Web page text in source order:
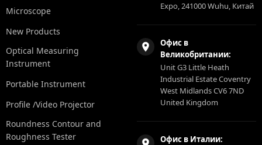
Microscope
New Products
Optical Measuring
Instrument
Portable Instrument
Profile /Video Projector
Roundness Contour and
Roughness Tester
Expo, 241000 Wuhu, Китай
Офис в
Великобритании:
Unit G3 Little Heath
Industrial Estate Coventry
West Midlands CV6 7ND
United Kingdom
Офис в Италии: